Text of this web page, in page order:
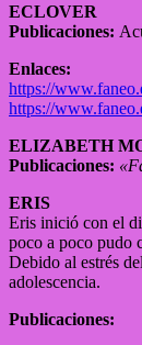
ECLOVER
Publicaciones:
Enlaces:
https://
https://
ELIZABETH
Publicaciones:
ERIS
Eris inició con el
poco a poco pudo
Debido al estrés
adolescencia.
Publicaciones: